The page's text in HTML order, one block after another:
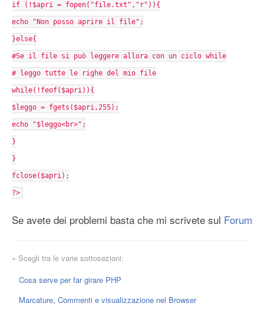
if (!$apri = fopen("file.txt","r")){
echo "Non posso aprire il file";
}else{
#Se il file si può leggere allora con un ciclo while
# leggo tutte le righe del mio file
while(!feof($apri)){
$leggo = fgets($apri,255);
echo "$leggo<br>";
}
}
fclose($apri);
?>
Se avete dei problemi basta che mi scrivete sul Forum
» Scegli tra le varie sottosezioni:
Cosa serve per far girare PHP
Marcature, Commenti e visualizzazione nel Browser